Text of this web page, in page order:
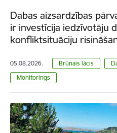
Dabas aizsardzības
ir investīcija iedzīvotāju
konfliktsituāciju
05.08.2026. Brūnais lācis
Monitorings